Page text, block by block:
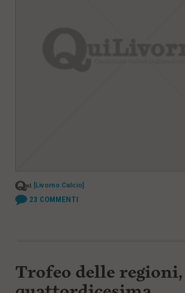
[Livorno Calcio]
23 COMMENTI
Trofeo delle regioni,